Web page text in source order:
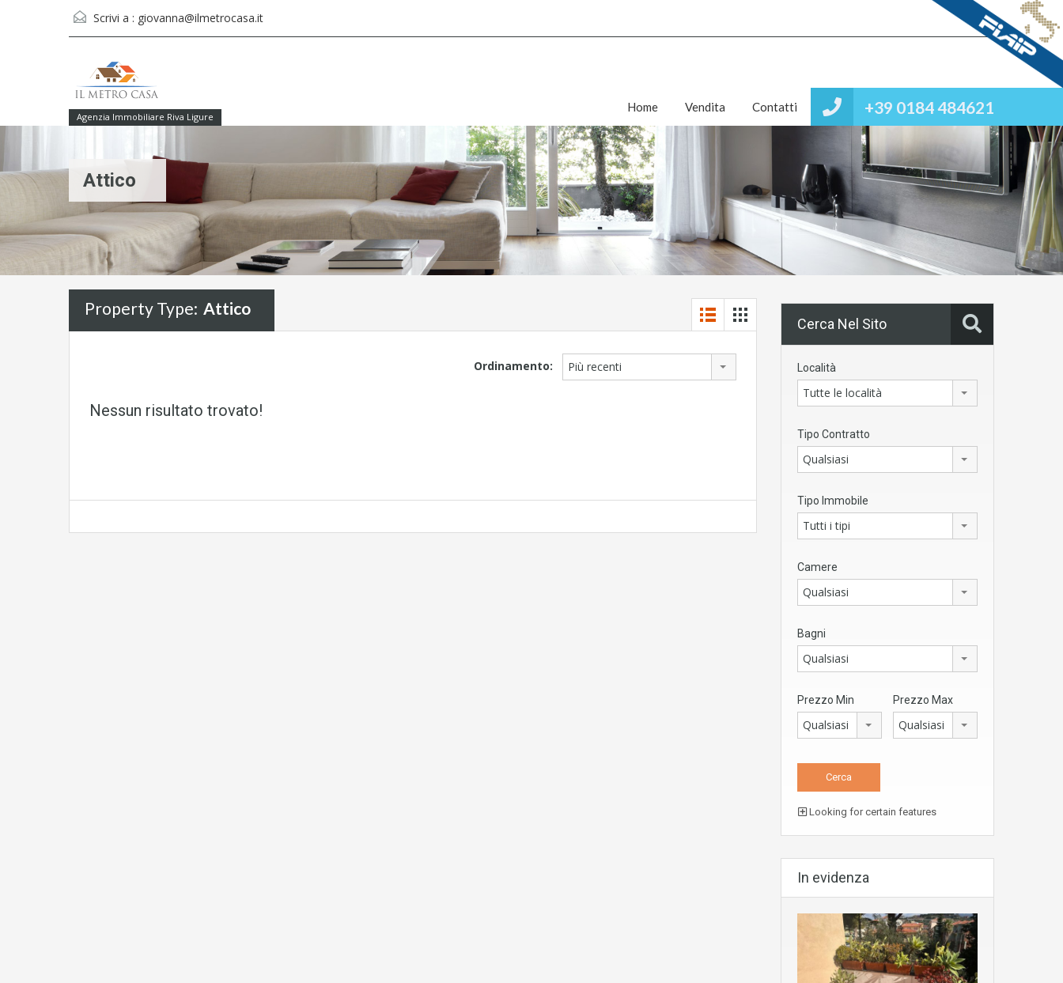
Scrivi a : giovanna@ilmetrocasa.it
Agenzia Immobiliare Riva Ligure +39 0184 484621
Home Vendita Contatti
Attico
Property Type: Attico
Ordinamento: Più recenti
Nessun risultato trovato!
Cerca Nel Sito
Località
Tutte le località
Tipo Contratto
Qualsiasi
Tipo Immobile
Tutti i tipi
Camere
Qualsiasi
Bagni
Qualsiasi
Prezzo Min
Qualsiasi
Prezzo Max
Qualsiasi
Looking for certain features
In evidenza